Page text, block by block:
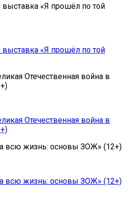
«Я прошёл по той
«Я прошёл по той
Отечественная война в
Отечественная война в
всю жизнь: основы ЗОЖ» (12+)
всю жизнь: основы ЗОЖ» (12+)